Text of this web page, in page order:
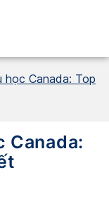
học Canada: Top
Canada: